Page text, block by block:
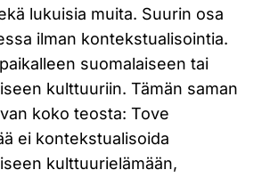
lukuisia muita. Suurin osa
ilman kontekstualisointia.
suomalaiseen tai
kulttuuriin. Tämän saman
koko teosta: Tove
ei kontekstualisoida
kulttuurielämään,